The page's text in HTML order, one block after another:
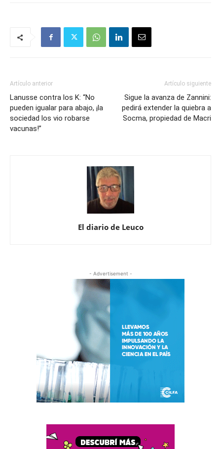
Artículo anterior
Lanusse contra los K: “No
pueden igualar para abajo, ¡la
sociedad los vio robarse
vacunas!”
Artículo siguiente
Sigue la avanza de Zannini:
pedirá extender la quiebra a
Socma, propiedad de Macri
El diario de Leuco
- Advertisement -